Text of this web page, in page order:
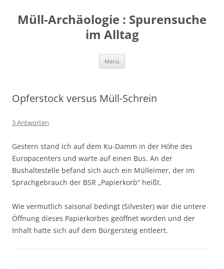
springen
Müll-Archäologie : Spurensuche
im Alltag
Menü
Opferstock versus Müll-Schrein
3 Antworten
Gestern stand ich auf dem Ku-Damm in der Höhe des
Europacenters und warte auf einen Bus. An der
Bushaltestelle befand sich auch ein Mülleimer, der im
Sprachgebrauch der BSR „Papierkorb“ heißt.
Wie vermutlich saisonal bedingt (Silvester) war die untere
Öffnung dieses Papierkorbes geöffnet worden und der
Inhalt hatte sich auf dem Bürgersteig entleert.